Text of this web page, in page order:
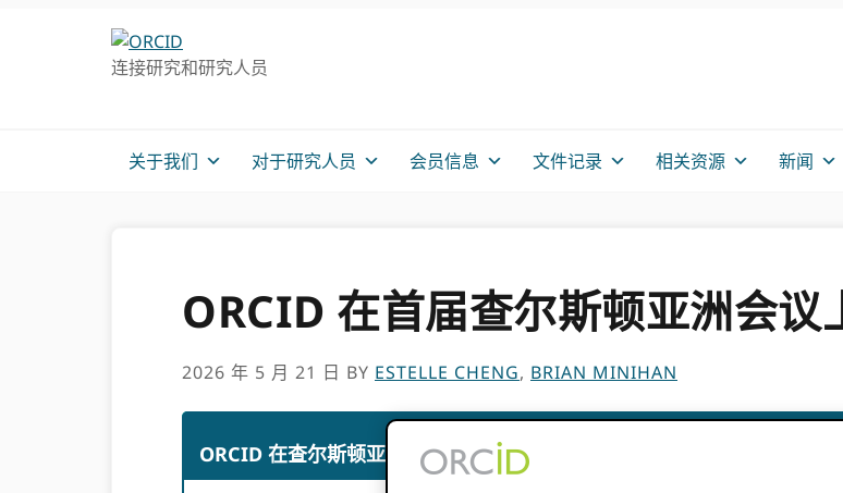
连接研究和研究人员
关于我们 对于研究人员 会员信息 文件记录 相关资源 新闻
ORCID 在首届查尔斯顿亚洲会议
2026 年 5 月 21 日 BY ESTELLE CHENG, BRIAN MINIHAN
ORCID 在查尔斯顿亚洲会议上的演讲